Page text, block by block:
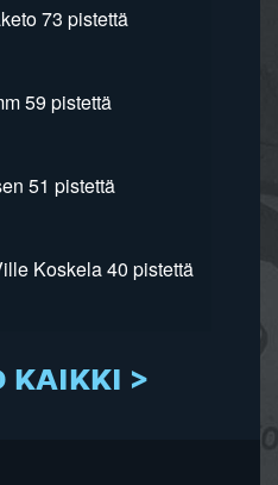
73 pistettä
59 pistettä
51 pistettä
Koskela 40 pistettä
KAIKKI >